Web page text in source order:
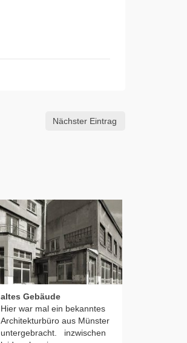
Nächster Eintrag
altes Gebäude
Hier war mal ein bekanntes
Architekturbüro aus Münster
untergebracht. inzwischen